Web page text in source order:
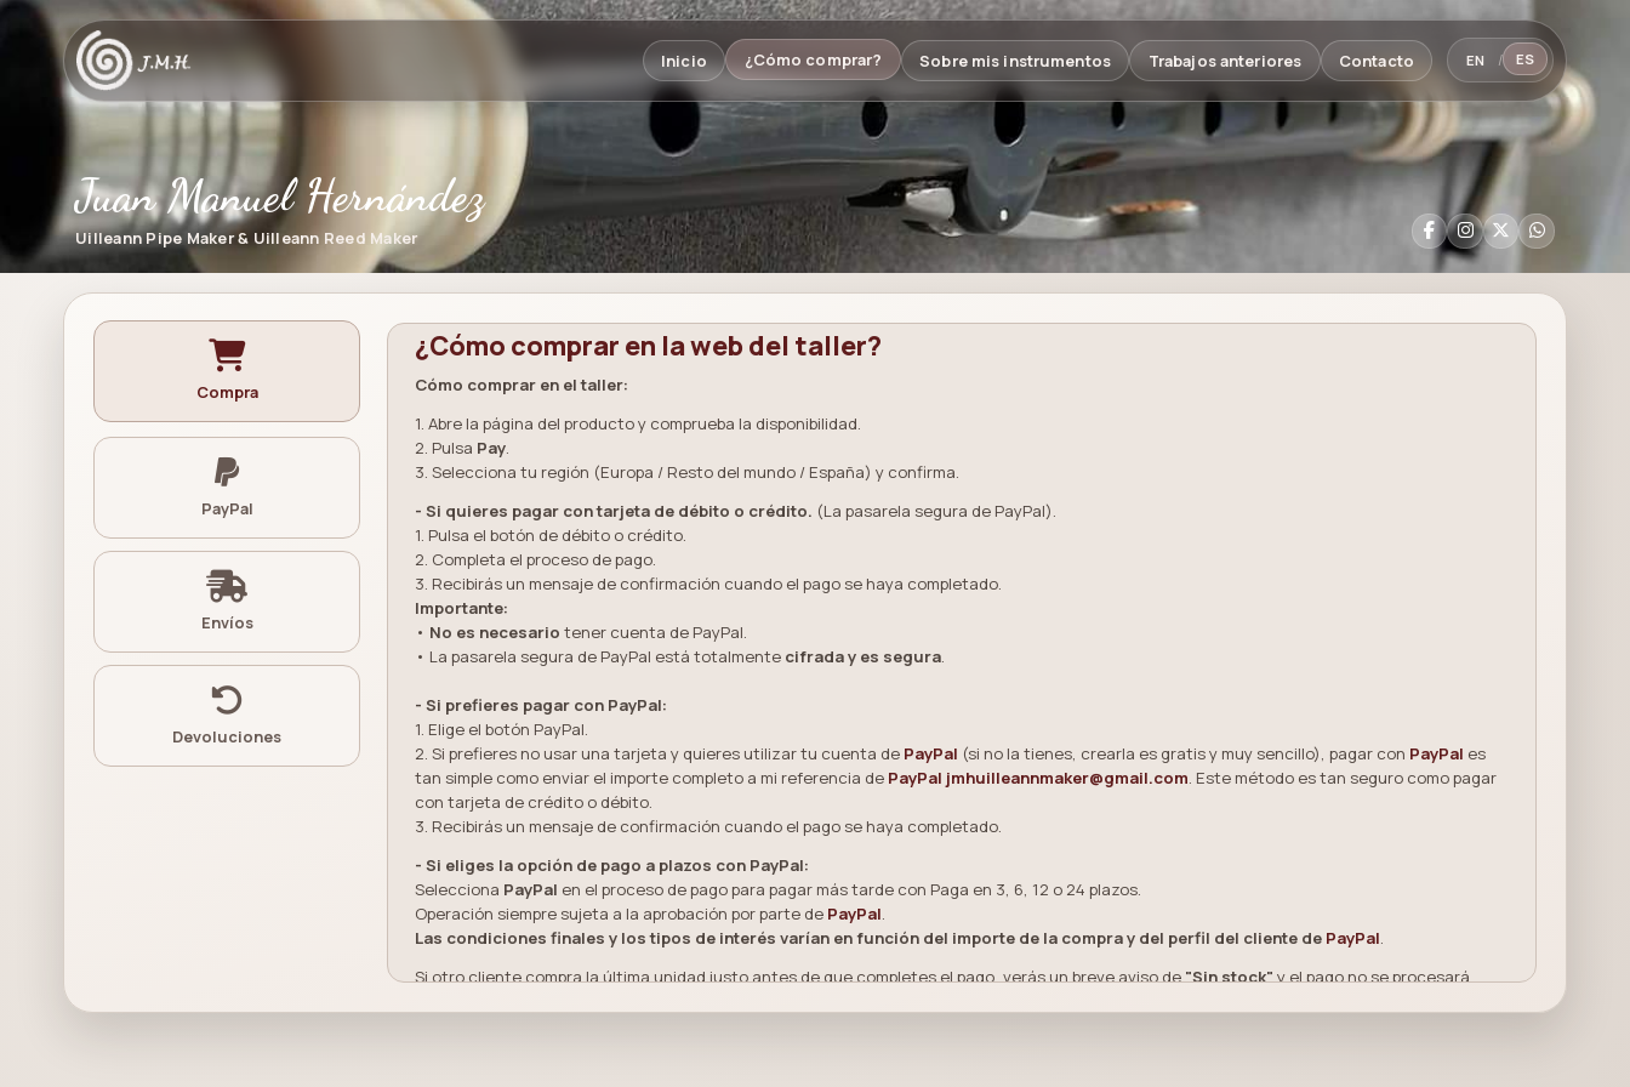
Inicio ¿Cómo comprar? Sobre mis instrumentos Trabajos anteriores Contacto EN / ES
Juan Manuel Hernández
Uilleann Pipe Maker & Uilleann Reed Maker
Compra
PayPal
Envíos
Devoluciones
¿Cómo comprar en la web del taller?
Cómo comprar en el taller:
1. Abre la página del producto y comprueba la disponibilidad.
2. Pulsa Pay.
3. Selecciona tu región (Europa / Resto del mundo / España) y confirma.
- Si quieres pagar con tarjeta de débito o crédito. (La pasarela segura de PayPal).
1. Pulsa el botón de débito o crédito.
2. Completa el proceso de pago.
3. Recibirás un mensaje de confirmación cuando el pago se haya completado.
Importante:
• No es necesario tener cuenta de PayPal.
• La pasarela segura de PayPal está totalmente cifrada y es segura.
- Si prefieres pagar con PayPal:
1. Elige el botón PayPal.
2. Si prefieres no usar una tarjeta y quieres utilizar tu cuenta de PayPal (si no la tienes, crearla es gratis y muy sencillo), pagar con PayPal es
tan simple como enviar el importe completo a mi referencia de PayPal jmhuilleannmaker@gmail.com. Este método es tan seguro como pagar
con tarjeta de crédito o débito.
3. Recibirás un mensaje de confirmación cuando el pago se haya completado.
- Si eliges la opción de pago a plazos con PayPal:
Selecciona PayPal en el proceso de pago para pagar más tarde con Paga en 3, 6, 12 o 24 plazos.
Operación siempre sujeta a la aprobación por parte de PayPal.
Las condiciones finales y los tipos de interés varían en función del importe de la compra y del perfil del cliente de PayPal.
Si otro cliente compra la última unidad justo antes de que completes el pago, verás un breve aviso de"Sin stock"y el pago no se procesará.
¿Por qué PayPal?